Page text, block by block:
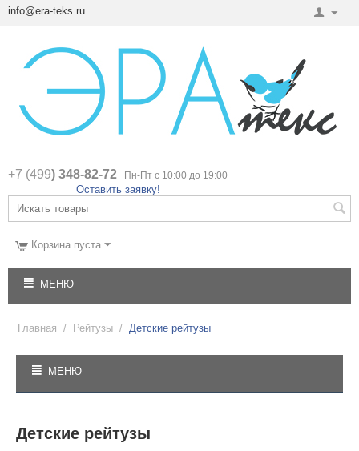
info@era-teks.ru
+7 (499) 348-82-72 Пн-Пт с 10:00 до 19:00
Оставить заявку!
Корзина пуста
МЕНЮ
Главная / Рейтузы / Детские рейтузы
МЕНЮ
Детские рейтузы